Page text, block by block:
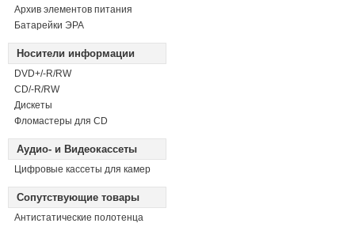
Архив элементов питания
Батарейки ЭРА
Носители информации
DVD+/-R/RW
СD/-R/RW
Дискеты
Фломастеры для CD
Аудио- и Видеокассеты
Цифровые кассеты для камер
Сопутствующие товары
Антистатические полотенца